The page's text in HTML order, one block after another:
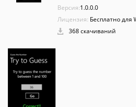
Версия:1.0.0.0
Лицензия: Бесплатно для
368 скачиваний